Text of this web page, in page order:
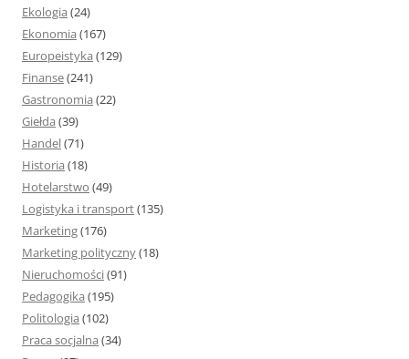
Ekologia (24)
Ekonomia (167)
Europeistyka (129)
Finanse(241)
Gastronomia (22)
Giełda (39)
Handel(71)
Historia (18)
Hotelarstwo (49)
Logistyka i transport(135)
Marketing(176)
Marketing polityczny(18)
Nieruchomości(91)
Pedagogika (195)
Politologia (102)
Praca socjalna (34)